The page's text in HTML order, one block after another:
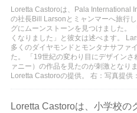
Loretta Castoroは、Pala International
の社長Bill Larsonとミャンマーへ旅行
グにムーンストーンを見つけました。
くなりました」と彼女は述べます。
多くのダイヤモンドとモンタナサファ
た。 「19世紀の変わり目にデザイン
ァニー）の作品を見たのが刺激となり
Loretta Castoroの提供。 右：写真提
Loretta Castoroは、小学校